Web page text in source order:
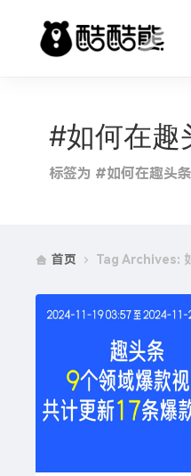
#如何在趣
标签为 #如何在趣头
首页 Tag Archives: